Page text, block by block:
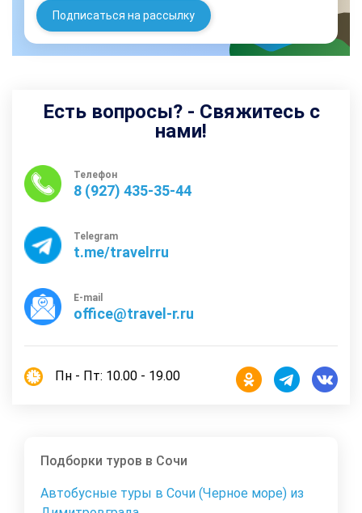
Подписаться на рассылку
Есть вопросы? - Свяжитесь с
нами!
Телефон
8 (927) 435-35-44
Telegram
t.me/travelrru
E-mail
office@travel-r.ru
Пн - Пт: 10.00 - 19.00
Подборки туров в Сочи
Автобусные туры в Сочи (Черное море) из